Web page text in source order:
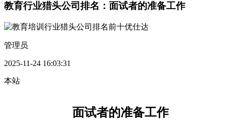
教育行业猎头公司排名：面试者的准备工作
管理员
2025-11-24 16:03:31
本站
面试者的准备工作